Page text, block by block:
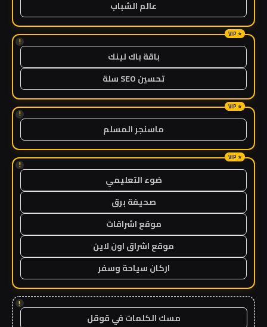
عالم الشباب
!
باقة باك لينك
تحسين SEO سلة
!
ماسنجر المسلم
!
ضوء التعليمي
صحيفة برق
موقع اشراقات
موقع اشراق اون لاين
اركان سياحة وسفر
!
مسك الكلمات في قوقل